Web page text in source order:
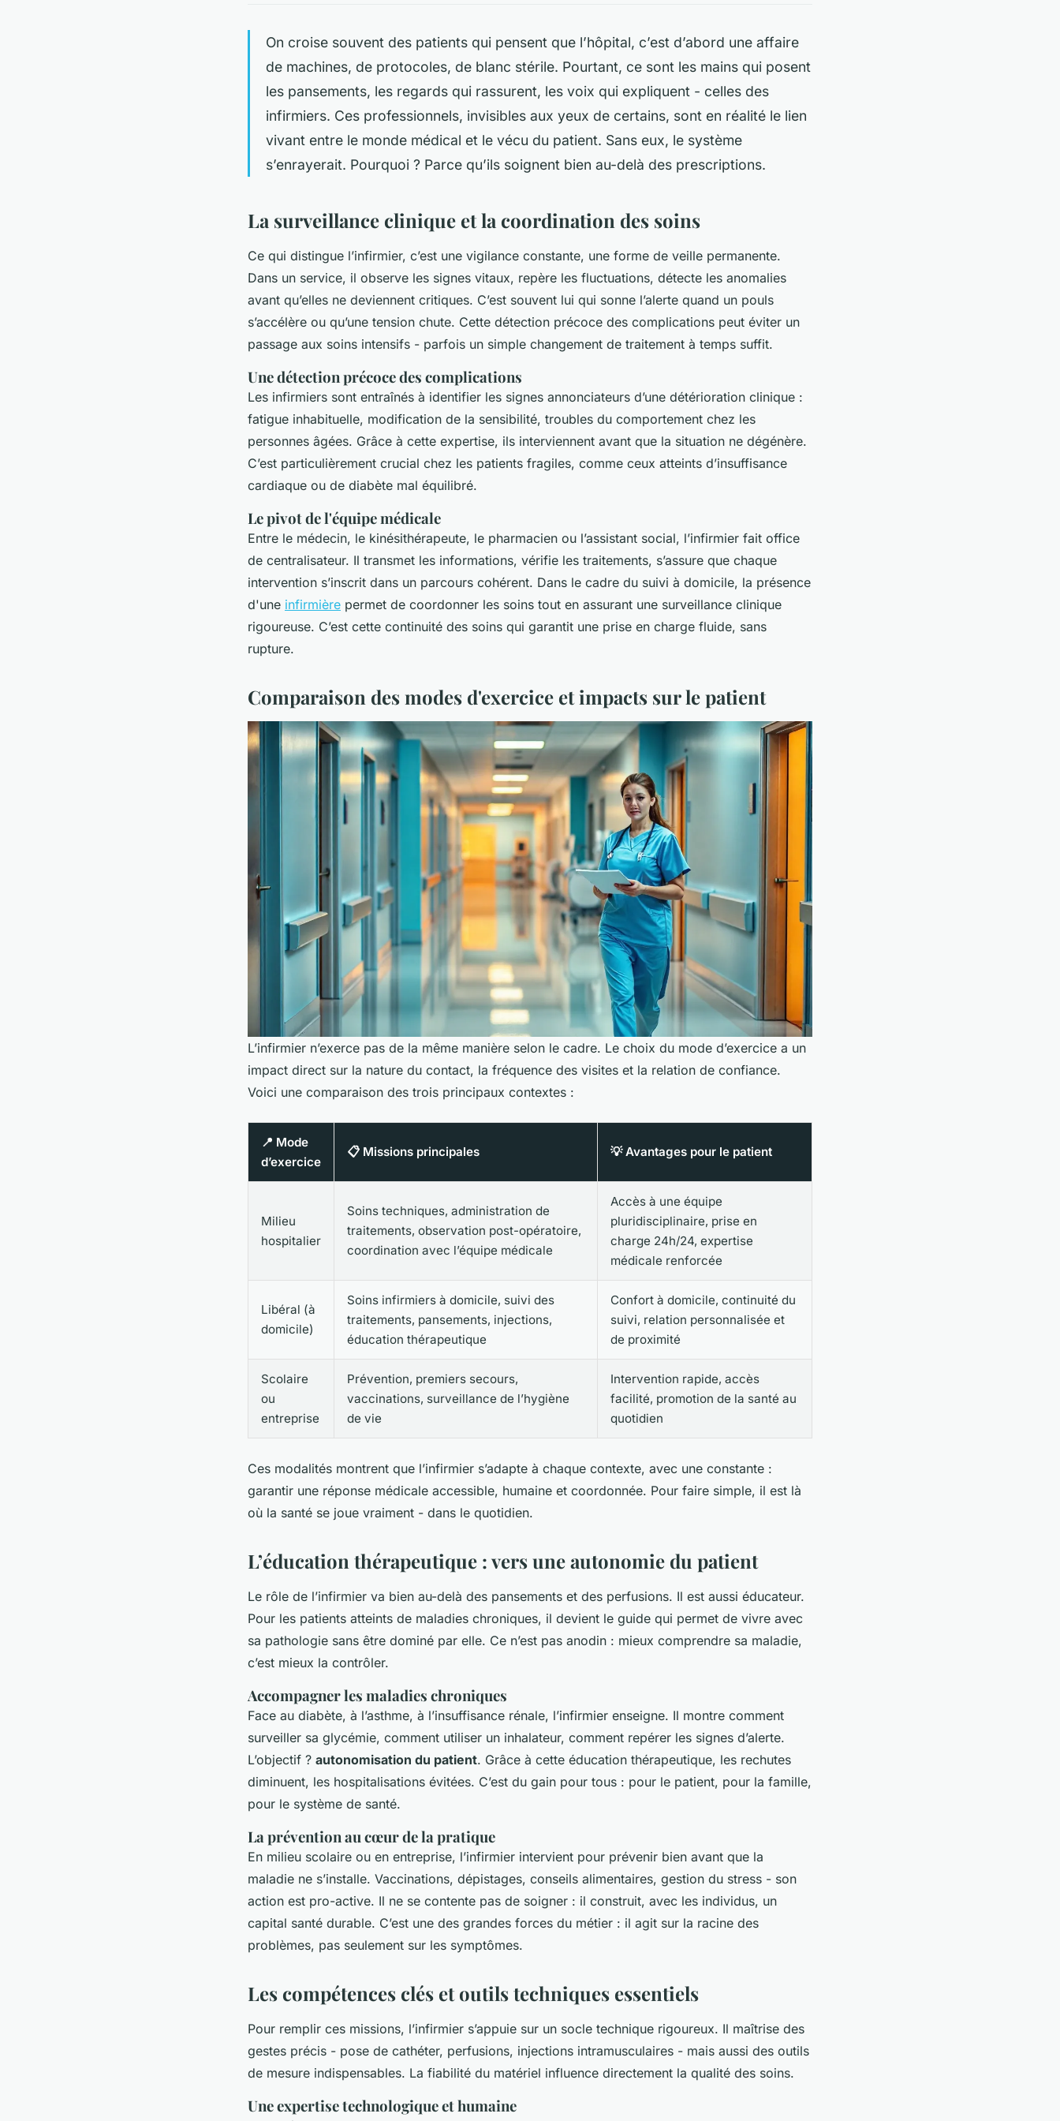
On croise souvent des patients qui pensent que l’hôpital, c’est d’abord une affaire
de machines, de protocoles, de blanc stérile. Pourtant, ce sont les mains qui posent
les pansements, les regards qui rassurent, les voix qui expliquent - celles des
infirmiers. Ces professionnels, invisibles aux yeux de certains, sont en réalité le lien
vivant entre le monde médical et le vécu du patient. Sans eux, le système
s’enrayerait. Pourquoi ? Parce qu’ils soignent bien au-delà des prescriptions.
La surveillance clinique et la coordination des soins
Ce qui distingue l’infirmier, c’est une vigilance constante, une forme de veille permanente.
Dans un service, il observe les signes vitaux, repère les fluctuations, détecte les anomalies
avant qu’elles ne deviennent critiques. C’est souvent lui qui sonne l’alerte quand un pouls
s’accélère ou qu’une tension chute. Cette détection précoce des complications peut éviter un
passage aux soins intensifs - parfois un simple changement de traitement à temps suffit.
Une détection précoce des complications
Les infirmiers sont entraînés à identifier les signes annonciateurs d’une détérioration clinique :
fatigue inhabituelle, modification de la sensibilité, troubles du comportement chez les
personnes âgées. Grâce à cette expertise, ils interviennent avant que la situation ne dégénère.
C’est particulièrement crucial chez les patients fragiles, comme ceux atteints d’insuffisance
cardiaque ou de diabète mal équilibré.
Le pivot de l'équipe médicale
Entre le médecin, le kinésithérapeute, le pharmacien ou l’assistant social, l’infirmier fait office
de centralisateur. Il transmet les informations, vérifie les traitements, s’assure que chaque
intervention s’inscrit dans un parcours cohérent. Dans le cadre du suivi à domicile, la présence
d'une infirmière permet de coordonner les soins tout en assurant une surveillance clinique
rigoureuse. C’est cette continuité des soins qui garantit une prise en charge fluide, sans
rupture.
Comparaison des modes d'exercice et impacts sur le patient
L’infirmier n’exerce pas de la même manière selon le cadre. Le choix du mode d’exercice a un
impact direct sur la nature du contact, la fréquence des visites et la relation de confiance.
Voici une comparaison des trois principaux contextes :
📍 Mode
d’exercice
📋 Missions principales 💡 Avantages pour le patient
Milieu
hospitalier
Soins techniques, administration de
traitements, observation post-opératoire,
coordination avec l’équipe médicale
Accès à une équipe
pluridisciplinaire, prise en
charge 24h/24, expertise
médicale renforcée
Libéral (à
domicile)
Soins infirmiers à domicile, suivi des
traitements, pansements, injections,
éducation thérapeutique
Confort à domicile, continuité du
suivi, relation personnalisée et
de proximité
Scolaire
ou
entreprise
Prévention, premiers secours,
vaccinations, surveillance de l’hygiène
de vie
Intervention rapide, accès
facilité, promotion de la santé au
quotidien
Ces modalités montrent que l’infirmier s’adapte à chaque contexte, avec une constante :
garantir une réponse médicale accessible, humaine et coordonnée. Pour faire simple, il est là
où la santé se joue vraiment - dans le quotidien.
L’éducation thérapeutique : vers une autonomie du patient
Le rôle de l’infirmier va bien au-delà des pansements et des perfusions. Il est aussi éducateur.
Pour les patients atteints de maladies chroniques, il devient le guide qui permet de vivre avec
sa pathologie sans être dominé par elle. Ce n’est pas anodin : mieux comprendre sa maladie,
c’est mieux la contrôler.
Accompagner les maladies chroniques
Face au diabète, à l’asthme, à l’insuffisance rénale, l’infirmier enseigne. Il montre comment
surveiller sa glycémie, comment utiliser un inhalateur, comment repérer les signes d’alerte.
L’objectif ? autonomisation du patient. Grâce à cette éducation thérapeutique, les rechutes
diminuent, les hospitalisations évitées. C’est du gain pour tous : pour le patient, pour la famille,
pour le système de santé.
La prévention au cœur de la pratique
En milieu scolaire ou en entreprise, l’infirmier intervient pour prévenir bien avant que la
maladie ne s’installe. Vaccinations, dépistages, conseils alimentaires, gestion du stress - son
action est pro-active. Il ne se contente pas de soigner : il construit, avec les individus, un
capital santé durable. C’est une des grandes forces du métier : il agit sur la racine des
problèmes, pas seulement sur les symptômes.
Les compétences clés et outils techniques essentiels
Pour remplir ces missions, l’infirmier s’appuie sur un socle technique rigoureux. Il maîtrise des
gestes précis - pose de cathéter, perfusions, injections intramusculaires - mais aussi des outils
de mesure indispensables. La fiabilité du matériel influence directement la qualité des soins.
Une expertise technologique et humaine